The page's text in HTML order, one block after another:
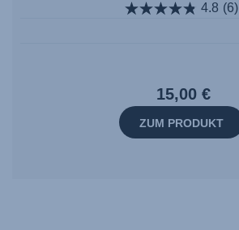
4.8 (6)
15,00 €
ZUM PRODUKT